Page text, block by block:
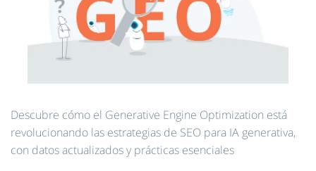
Descubre cómo el Generative Engine Optimization está
revolucionando las estrategias de SEO para IA generativa,
con datos actualizados y prácticas esenciales